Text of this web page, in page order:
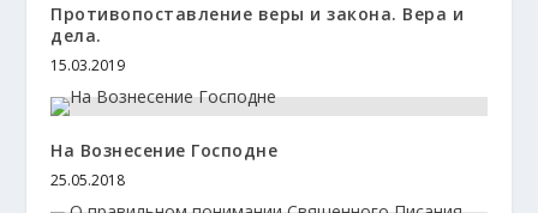
Противопоставление веры и закона. Вера и
дела.
15.03.2019
На Вознесение Господне
25.05.2018